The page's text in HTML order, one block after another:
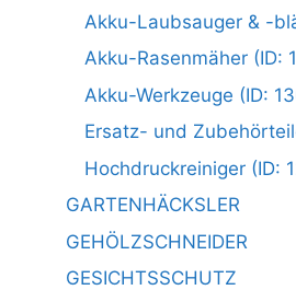
Akku-Laubsauger & -
Akku-Rasenmäher (ID:
Akku-Werkzeuge (ID:
Ersatz- und
Hochdruckreiniger (ID:
GARTENHÄCKSLER
GEHÖLZSCHNEIDER
GESICHTSSCHUTZ